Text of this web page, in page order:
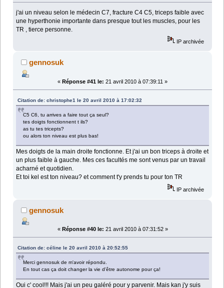
j'ai un niveau selon le médecin C7, fracture C4 C5, triceps faible avec
une hyperthonie importante dans presque tout les muscles, pour les
TR , tierce personne.
IP archivée
gennosuk
« Réponse #41 le: 21 avril 2010 à 07:39:11 »
Citation de: christophe1 le 20 avril 2010 à 17:02:32
C5 C6, tu arrives a faire tout ça seul?
tes doigts fonctionnent t ils?
as tu tes tricepts?
ou alors ton niveau est plus bas!
Mes doigts de la main droite fonctionne. Et j'ai un bon triceps à droite et
un plus faible à gauche. Mes ces facultés me sont venus par un travail
acharné et quotidien.
Et toi kel est ton niveau? et comment t'y prends tu pour ton TR
IP archivée
gennosuk
« Réponse #40 le: 21 avril 2010 à 07:31:52 »
Citation de: céline le 20 avril 2010 à 20:52:55
Merci gennosuk de m'avoir répondu.
En tout cas ça doit changer la vie d'être autonome pour ça!
Oui c' cool!!! Mais j'ai un peu galéré pour y parvenir. Mais kan j'y suis